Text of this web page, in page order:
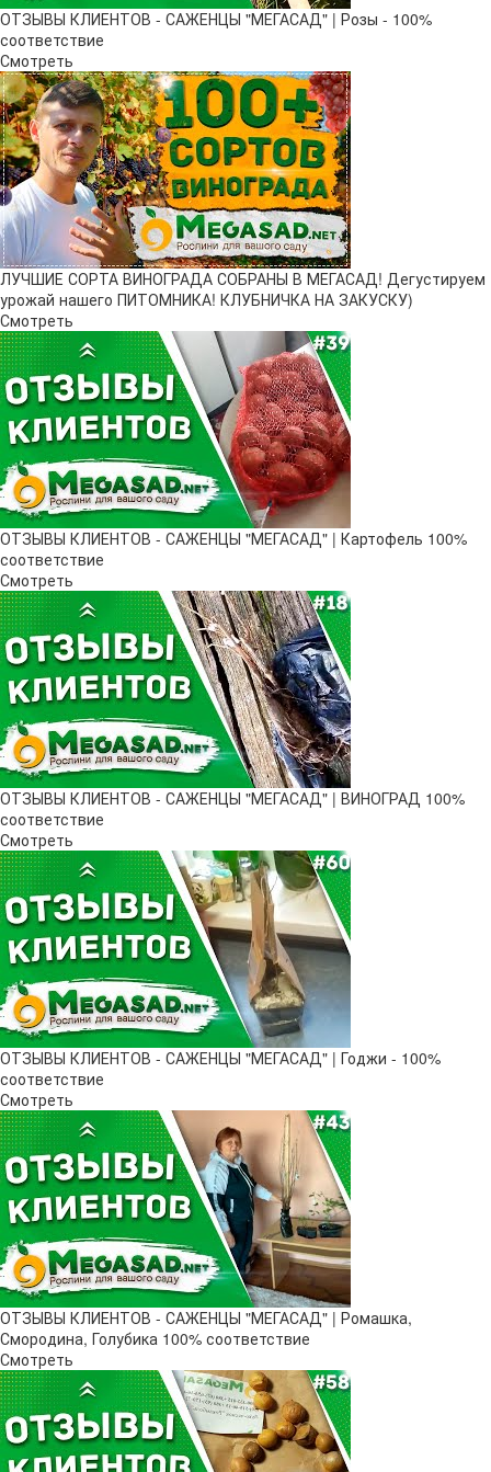
ОТЗЫВЫ КЛИЕНТОВ - САЖЕНЦЫ "МЕГАСАД" | Розы - 100%
соответствие
Смотреть
ЛУЧШИЕ СОРТА ВИНОГРАДА СОБРАНЫ В МЕГАСАД! Дегустируем
урожай нашего ПИТОМНИКА! КЛУБНИЧКА НА ЗАКУСКУ)
Смотреть
ОТЗЫВЫ КЛИЕНТОВ - САЖЕНЦЫ "МЕГАСАД" | Картофель 100%
соответствие
Смотреть
ОТЗЫВЫ КЛИЕНТОВ - САЖЕНЦЫ "МЕГАСАД" | ВИНОГРАД 100%
соответствие
Смотреть
ОТЗЫВЫ КЛИЕНТОВ - САЖЕНЦЫ "МЕГАСАД" | Годжи - 100%
соответствие
Смотреть
ОТЗЫВЫ КЛИЕНТОВ - САЖЕНЦЫ "МЕГАСАД" | Ромашка,
Смородина, Голубика 100% соответствие
Смотреть